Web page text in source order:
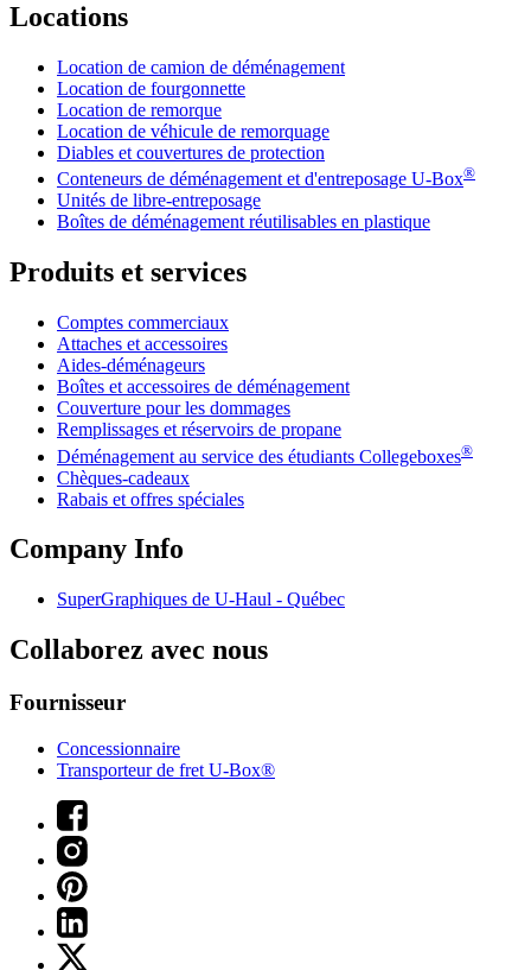
Locations
Location de camion de déménagement
Location de fourgonnette
Location de remorque
Location de véhicule de remorquage
Diables et couvertures de protection
Conteneurs de déménagement et d'entreposage U-Box®
Unités de libre-entreposage
Boîtes de déménagement réutilisables en plastique
Produits et services
Comptes commerciaux
Attaches et accessoires
Aides-déménageurs
Boîtes et accessoires de déménagement
Couverture pour les dommages
Remplissages et réservoirs de propane
Déménagement au service des étudiants Collegeboxes®
Chèques-cadeaux
Rabais et offres spéciales
Company Info
SuperGraphiques de U-Haul - Québec
Collaborez avec nous
Fournisseur
Concessionnaire
Transporteur de fret U-Box®